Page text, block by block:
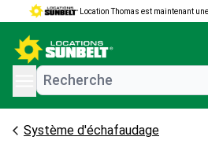
Location Thomas est maintenant
menu
Système d'échafaudage